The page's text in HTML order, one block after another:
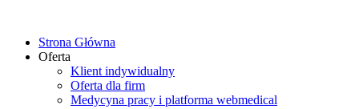
Strona Główna
Oferta
Klient indywidualny
Oferta dla firm
Medycyna pracy i platforma webmedical